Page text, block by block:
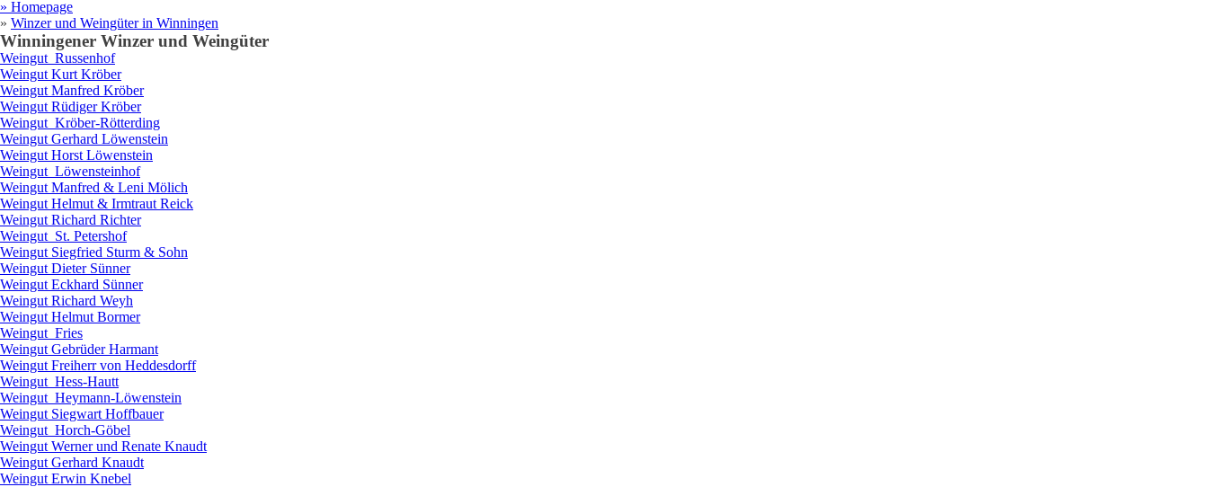
» Homepage
» Winzer und Weingüter in Winningen
Winningener Winzer und Weingüter
Weingut Russenhof
Weingut Kurt Kröber
Weingut Manfred Kröber
Weingut Rüdiger Kröber
Weingut Kröber-Rötterding
Weingut Gerhard Löwenstein
Weingut Horst Löwenstein
Weingut Löwensteinhof
Weingut Manfred & Leni Mölich
Weingut Helmut & Irmtraut Reick
Weingut Richard Richter
Weingut St. Petershof
Weingut Siegfried Sturm & Sohn
Weingut Dieter Sünner
Weingut Eckhard Sünner
Weingut Richard Weyh
Weingut Helmut Bormer
Weingut Fries
Weingut Gebrüder Harmant
Weingut Freiherr von Heddesdorff
Weingut Hess-Hautt
Weingut Heymann-Löwenstein
Weingut Siegwart Hoffbauer
Weingut Horch-Göbel
Weingut Werner und Renate Knaudt
Weingut Gerhard Knaudt
Weingut Erwin Knebel